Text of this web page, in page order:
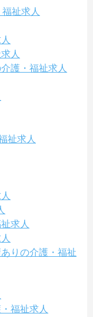
祉求人
人
護・福祉求人
祉求人
求人
りの介護・福祉
福祉求人